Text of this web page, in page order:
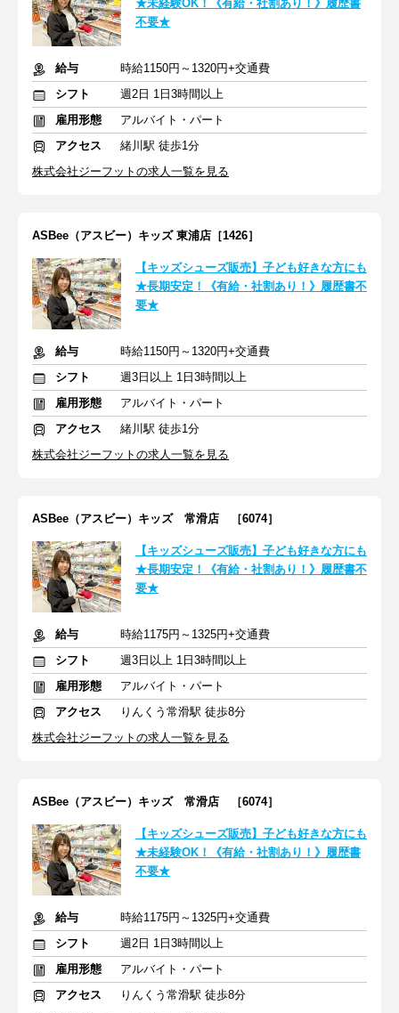
★未経験OK！《有給・社割あり！》履歴書
不要★
給与
時給1150円～1320円+交通費
シフト
週2日 1日3時間以上
雇用形態
アルバイト・パート
アクセス
緒川駅 徒歩1分
株式会社ジーフットの求人一覧を見る
ASBee（アスビー）キッズ 東浦店［1426］
【キッズシューズ販売】子ども好きな方にも
★長期安定！《有給・社割あり！》履歴書不
要★
給与
時給1150円～1320円+交通費
シフト
週3日以上 1日3時間以上
雇用形態
アルバイト・パート
アクセス
緒川駅 徒歩1分
株式会社ジーフットの求人一覧を見る
ASBee（アスビー）キッズ 常滑店 ［6074］
【キッズシューズ販売】子ども好きな方にも
★長期安定！《有給・社割あり！》履歴書不
要★
給与
時給1175円～1325円+交通費
シフト
週3日以上 1日3時間以上
雇用形態
アルバイト・パート
アクセス
りんくう常滑駅 徒歩8分
株式会社ジーフットの求人一覧を見る
ASBee（アスビー）キッズ 常滑店 ［6074］
【キッズシューズ販売】子ども好きな方にも
★未経験OK！《有給・社割あり！》履歴書
不要★
給与
時給1175円～1325円+交通費
シフト
週2日 1日3時間以上
雇用形態
アルバイト・パート
アクセス
りんくう常滑駅 徒歩8分